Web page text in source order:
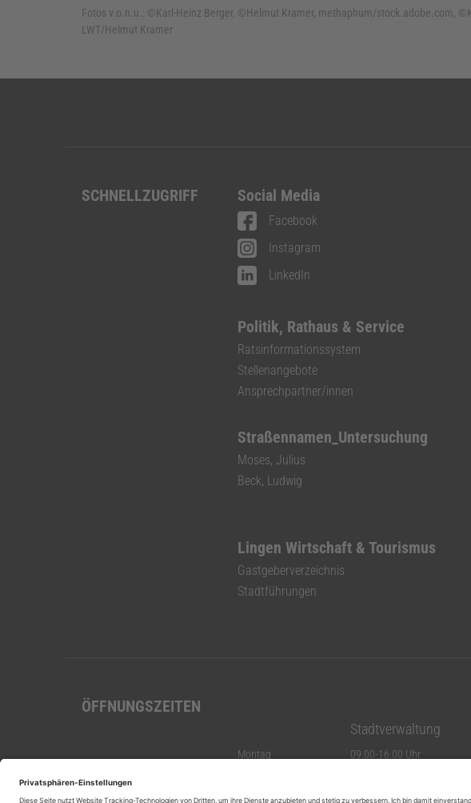
Fotos v.o.n.u.: ©Karl-Heinz Berger, ©Helmut Kramer, methaphum/stock.adobe.com,
LWT/Helmut Kramer
SCHNELLZUGRIFF Social Media
Facebook
Instagram
LinkedIn
Politik, Rathaus & Service
Ratsinformationssystem
Stellenangebote
Ansprechpartner/innen
Straßennamen_Untersuchung
Moses, Julius
Beck, Ludwig
Lingen Wirtschaft & Tourismus
Gastgeberverzeichnis
Stadtführungen
ÖFFNUNGSZEITEN
Montag
Stadtverwaltung
09.00-16.00 Uhr